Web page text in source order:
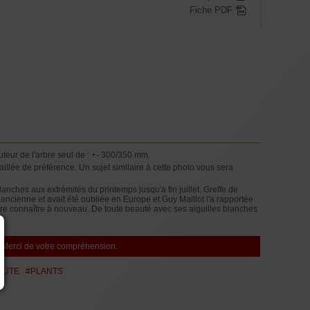
Fiche PDF
de l'arbre seul de : +- 300/350 mm.
de préférence. Un sujet similaire à cette photo vous sera
aux extrémités du printemps jusqu'a fin juillet. Greffe de
et avait été oubliée en Europe et Guy Maillot l'a rapportée
connaître à nouveau. De toute beauté avec ses aiguilles blanches
de votre compréhension.
#PLANTS